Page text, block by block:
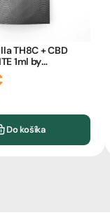
TH8C + CBD
1ml by
Do košíka